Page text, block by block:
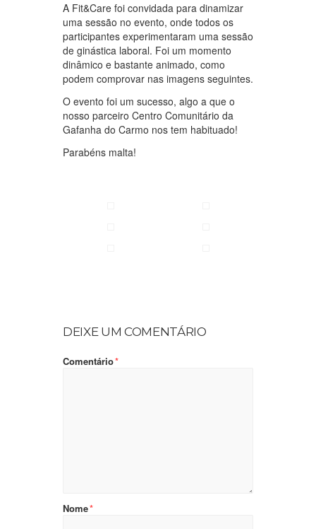
A Fit&Care foi convidada para dinamizar
uma sessão no evento, onde todos os
participantes experimentaram uma sessão
de ginástica laboral. Foi um momento
dinâmico e bastante animado, como
podem comprovar nas imagens seguintes.
O evento foi um sucesso, algo a que o
nosso parceiro Centro Comunitário da
Gafanha do Carmo nos tem habituado!
Parabéns malta!
DEIXE UM COMENTÁRIO
Comentário*
Nome*